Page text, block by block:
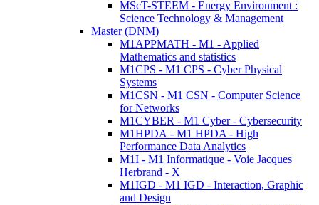
MScT-STEEM - Energy Environment :
Science Technology & Management
Master (DNM)
M1APPMATH - M1 - Applied
Mathematics and statistics
M1CPS - M1 CPS - Cyber Physical
Systems
M1CSN - M1 CSN - Computer Science
for Networks
M1CYBER - M1 Cyber - Cybersecurity
M1HPDA - M1 HPDA - High
Performance Data Analytics
M1I - M1 Informatique - Voie Jacques
Herbrand - X
M1IGD - M1 IGD - Interaction, Graphic
and Design